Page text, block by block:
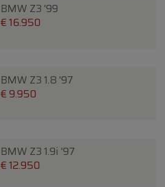
BMW Z3 '99
€ 16.950
BMW Z3 1.8 '97
€ 9.950
BMW Z3 1.9i '97
€ 12.950